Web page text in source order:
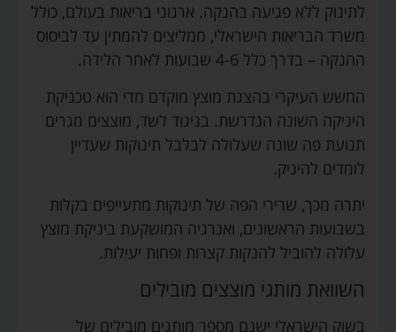
לתינוק ללא פגיעה בהנקה. ארגוני בריאות בעולם, כולל
משרד הבריאות הישראלי, ממליצים להמתין עד לביסוס
ההנקה – בדרך כלל 4-6 שבועות לאחר הלידה.
החשש העיקרי בהצגת מוצץ מוקדם מדי הוא טכניקת
היניקה השונה הנדרשת. בניגוד לשד, מוצצים מגרים
תנועת פה שונה שעלולה לבלבל תינוקות שעדיין
לומדים להיניק.
יתרה מכך, שרירי הפה של תינוקות מתעייפים בקלות
בשבועות הראשונים, ואנרגיה המושקעת ביניקת מוצץ
עלולה להוביל להנקות קצרות ופחות יעילות.
השוואת מותגי מוצצים מובילים
בשוק הישראלי ישנם מספר מותגים מובילים של